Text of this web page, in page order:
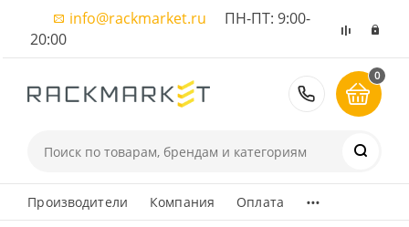
info@rackmarket.ru ПН-ПТ: 9:00-
20:00
8 (495)
0
Производители Компания Оплата ...